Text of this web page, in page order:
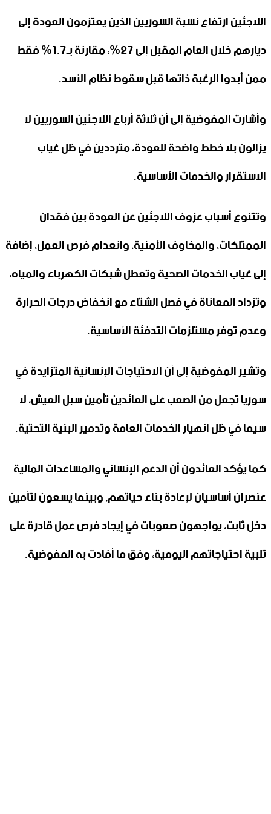
اللاجئين ارتفاع نسبة السوريين الذين يعتزمون العودة إلى
ديارهم خلال العام المقبل إلى 27%، مقارنة بـ1.7% فقط
ممن أبدوا الرغبة ذاتها قبل سقوط نظام الأسد.
وأشارت المفوضية إلى أن ثلاثة أرباع اللاجئين السوريين لا
يزالون بلا خطط واضحة للعودة، مترددين في ظل غياب
الاستقرار والخدمات الأساسية.
وتتنوع أسباب عزوف اللاجئين عن العودة بين فقدان
الممتلكات، والمخاوف الأمنية، وانعدام فرص العمل، إضافة
إلى غياب الخدمات الصحية وتعطل شبكات الكهرباء والمياه،
وتزداد المعاناة في فصل الشتاء مع انخفاض درجات الحرارة
وعدم توفر مستلزمات التدفئة الأساسية.
وتشير المفوضية إلى أن الاحتياجات الإنسانية المتزايدة في
سوريا تجعل من الصعب على العائدين تأمين سبل العيش، لا
سيما في ظل انهيار الخدمات العامة وتدمير البنية التحتية.
كما يؤكد العائدون أن الدعم الإنساني والمساعدات المالية
عنصران أساسيان لإعادة بناء حياتهم, وبينما يسعون لتأمين
دخل ثابت، يواجهون صعوبات في إيجاد فرص عمل قادرة على
تلبية احتياجاتهم اليومية، وفق ما أفادت به المفوضية.